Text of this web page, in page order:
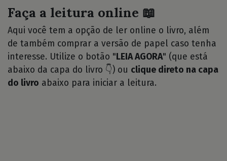
Faça a leitura online 📖
Aqui você tem a opção de ler online o livro, além
de também comprar a versão de papel caso tenha
interesse. Utilize o botão " LEIA AGORA" (que está
abaixo da capa do livro 👇) ou clique direto na capa
do livro abaixo para iniciar a leitura.